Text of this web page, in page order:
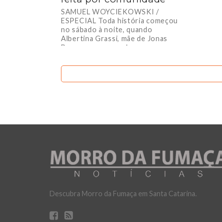
SAMUEL WOYCIEKOWSKI /
ESPECIAL Toda história começou
no sábado à noite, quando
Albertina Grassi, mãe de Jonas
Borges, que possui um
Descubra Morro da Fumaça em Santa Catarina.